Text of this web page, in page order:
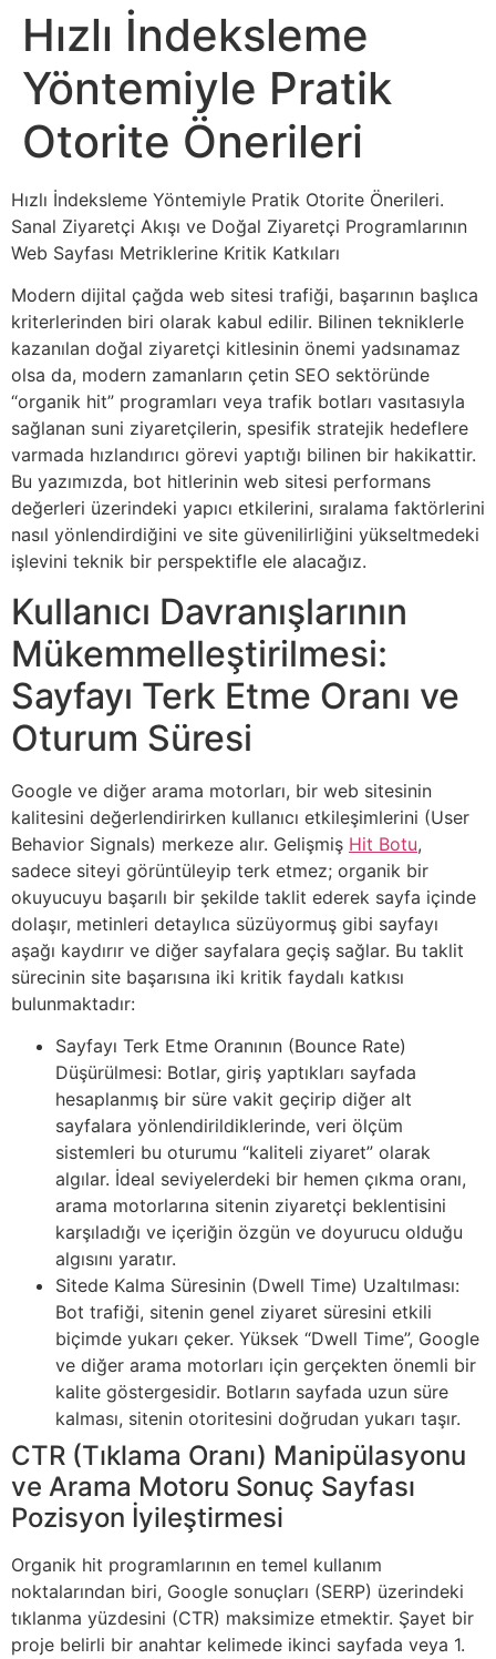
Hızlı İndeksleme
Yöntemiyle Pratik
Otorite Önerileri
Hızlı İndeksleme Yöntemiyle Pratik Otorite Önerileri.
Sanal Ziyaretçi Akışı ve Doğal Ziyaretçi Programlarının
Web Sayfası Metriklerine Kritik Katkıları
Modern dijital çağda web sitesi trafiği, başarının başlıca
kriterlerinden biri olarak kabul edilir. Bilinen tekniklerle
kazanılan doğal ziyaretçi kitlesinin önemi yadsınamaz
olsa da, modern zamanların çetin SEO sektöründe
“organik hit” programları veya trafik botları vasıtasıyla
sağlanan suni ziyaretçilerin, spesifik stratejik hedeflere
varmada hızlandırıcı görevi yaptığı bilinen bir hakikattir.
Bu yazımızda, bot hitlerinin web sitesi performans
değerleri üzerindeki yapıcı etkilerini, sıralama faktörlerini
nasıl yönlendirdiğini ve site güvenilirliğini yükseltmedeki
işlevini teknik bir perspektifle ele alacağız.
Kullanıcı Davranışlarının
Mükemmelleştirilmesi:
Sayfayı Terk Etme Oranı ve
Oturum Süresi
Google ve diğer arama motorları, bir web sitesinin
kalitesini değerlendirirken kullanıcı etkileşimlerini (User
Behavior Signals) merkeze alır. Gelişmiş Hit Botu,
sadece siteyi görüntüleyip terk etmez; organik bir
okuyucuyu başarılı bir şekilde taklit ederek sayfa içinde
dolaşır, metinleri detaylıca süzüyormuş gibi sayfayı
aşağı kaydırır ve diğer sayfalara geçiş sağlar. Bu taklit
sürecinin site başarısına iki kritik faydalı katkısı
bulunmaktadır:
Sayfayı Terk Etme Oranının (Bounce Rate)
Düşürülmesi: Botlar, giriş yaptıkları sayfada
hesaplanmış bir süre vakit geçirip diğer alt
sayfalara yönlendirildiklerinde, veri ölçüm
sistemleri bu oturumu “kaliteli ziyaret” olarak
algılar. İdeal seviyelerdeki bir hemen çıkma oranı,
arama motorlarına sitenin ziyaretçi beklentisini
karşıladığı ve içeriğin özgün ve doyurucu olduğu
algısını yaratır.
Sitede Kalma Süresinin (Dwell Time) Uzaltılması:
Bot trafiği, sitenin genel ziyaret süresini etkili
biçimde yukarı çeker. Yüksek “Dwell Time”, Google
ve diğer arama motorları için gerçekten önemli bir
kalite göstergesidir. Botların sayfada uzun süre
kalması, sitenin otoritesini doğrudan yukarı taşır.
CTR (Tıklama Oranı) Manipülasyonu
ve Arama Motoru Sonuç Sayfası
Pozisyon İyileştirmesi
Organik hit programlarının en temel kullanım
noktalarından biri, Google sonuçları (SERP) üzerindeki
tıklanma yüzdesini (CTR) maksimize etmektir. Şayet bir
proje belirli bir anahtar kelimede ikinci sayfada veya 1.